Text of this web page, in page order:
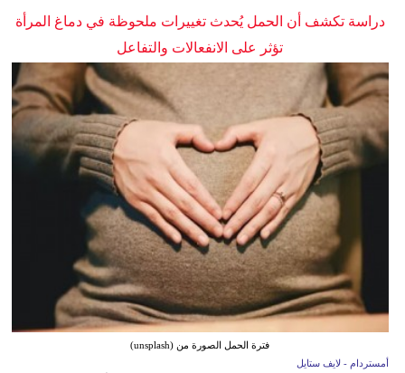
دراسة تكشف أن الحمل يُحدث تغييرات ملحوظة في دماغ المرأة
تؤثر على الانفعالات والتفاعل
فترة الحمل الصورة من (unsplash)
أمستردام - لايف ستايل